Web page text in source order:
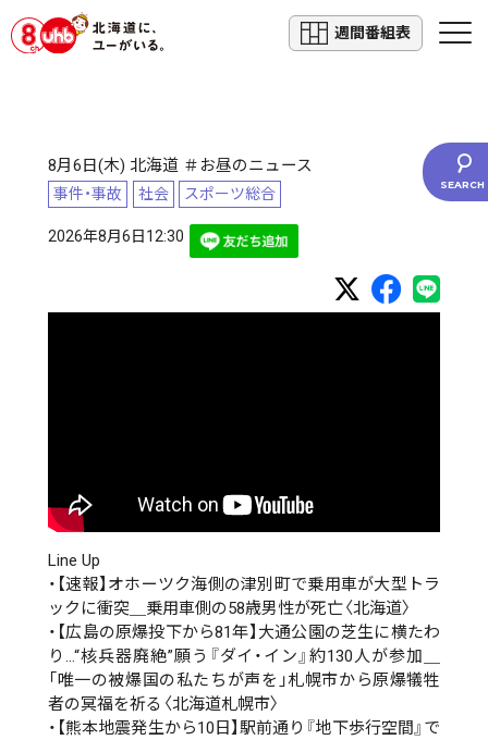
週間番組表
8月6日(木) 北海道 ＃お昼のニュース
事件・事故 社会 スポーツ総合
2026年8月6日12:30
Line Up
・【速報】オホーツク海側の津別町で乗用車が大型トラ
ックに衝突＿乗用車側の58歳男性が死亡〈北海道〉
・【広島の原爆投下から81年】大通公園の芝生に横たわ
り…“核兵器廃絶”願う『ダイ・イン』約130人が参加＿
「唯一の被爆国の私たちが声を」札幌市から原爆犠牲
者の冥福を祈る〈北海道札幌市〉
・【熊本地震発生から10日】駅前通り『地下歩行空間』で